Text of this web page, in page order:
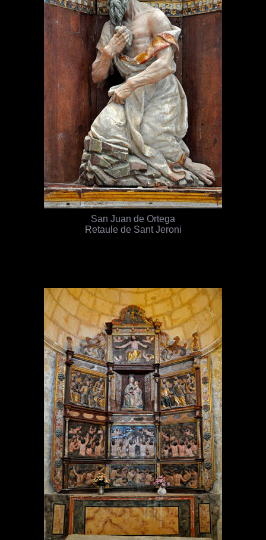
San Juan de Ortega
Retaule de Sant Jeroni